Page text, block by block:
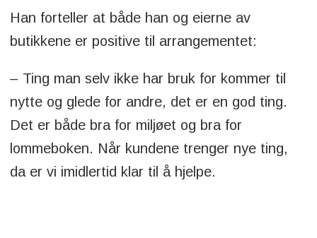
Han forteller at både han og eierne av
butikkene er positive til arrangementet:
– Ting man selv ikke har bruk for kommer til
nytte og glede for andre, det er en god ting.
Det er både bra for miljøet og bra for
lommeboken. Når kundene trenger nye ting,
da er vi imidlertid klar til å hjelpe.